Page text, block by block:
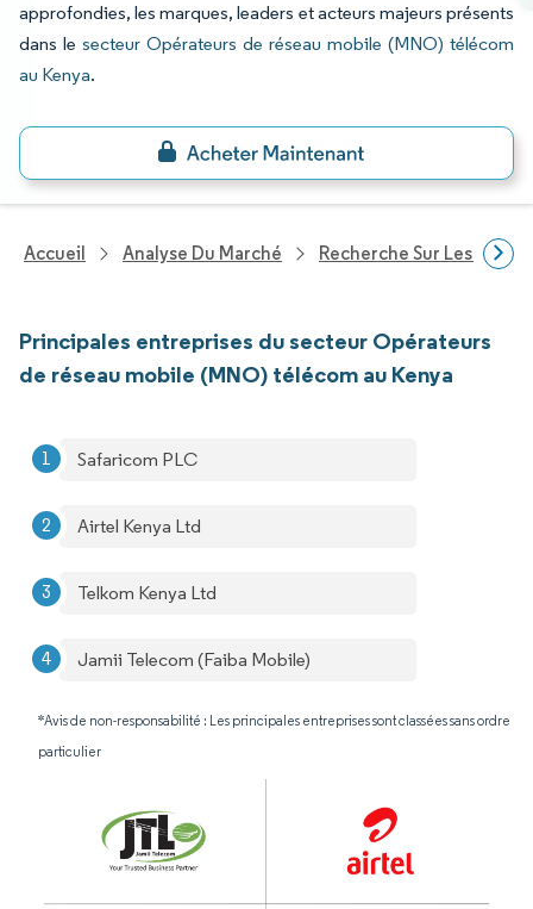
approfondies, les marques, leaders et acteurs majeurs présents
dans le secteur Opérateurs de réseau mobile (MNO) télécom
au Kenya.
Accueil Analyse Du Marché Recherche Sur Les
Principales entreprises du secteur Opérateurs
de réseau mobile (MNO) télécom au Kenya
Safaricom PLC
Airtel Kenya Ltd
Telkom Kenya Ltd
Jamii Telecom (Faiba Mobile)
*Avis de non-responsabilité : Les principales entreprises sont classées sans ordre
particulier